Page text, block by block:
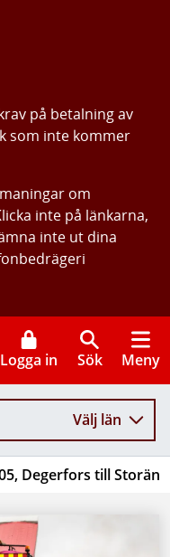
på betalning av
som inte kommer
om
inte på länkarna,
inte ut dina
Logga in Sök Meny
Välj län
Degerfors till